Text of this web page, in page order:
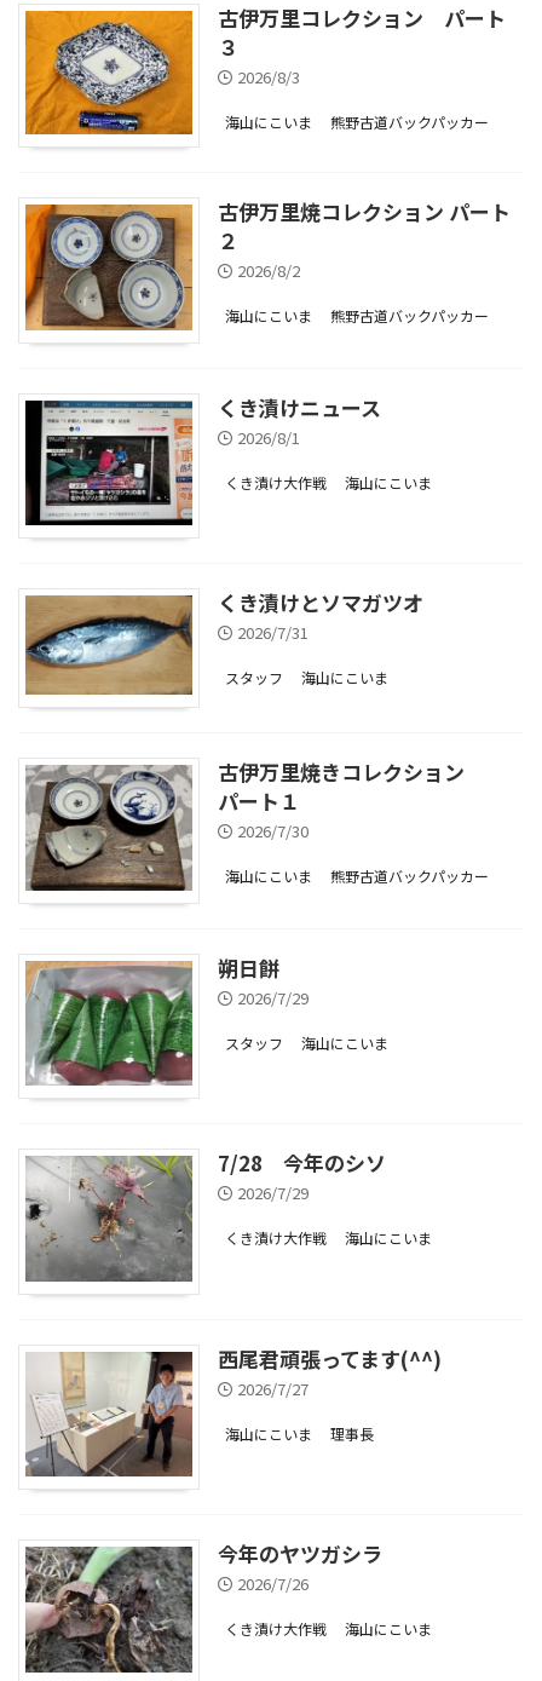
古伊万里コレクション パート
３
2026/8/3
海山にこいま 熊野古道バックパッカー
古伊万里焼コレクション パート
２
2026/8/2
海山にこいま 熊野古道バックパッカー
くき漬けニュース
2026/8/1
くき漬け大作戦 海山にこいま
くき漬けとソマガツオ
2026/7/31
スタッフ 海山にこいま
古伊万里焼きコレクション
パート１
2026/7/30
海山にこいま 熊野古道バックパッカー
朔日餅
2026/7/29
スタッフ 海山にこいま
7/28 今年のシソ
2026/7/29
くき漬け大作戦 海山にこいま
西尾君頑張ってます(^^)
2026/7/27
海山にこいま 理事長
今年のヤツガシラ
2026/7/26
くき漬け大作戦 海山にこいま